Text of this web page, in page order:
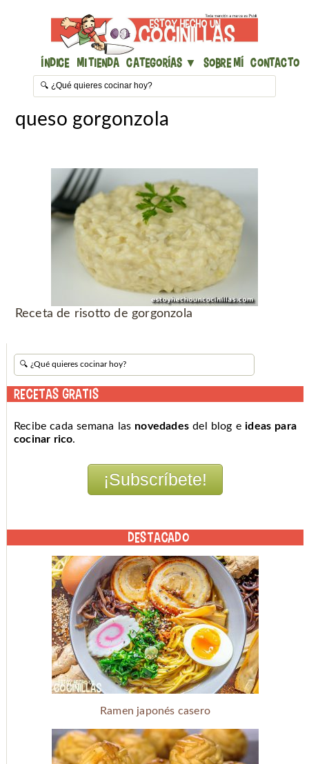
Índice Mi Tienda Categorías ▼ Sobre mí Contacto
queso gorgonzola
Receta de risotto de gorgonzola
RECETAS GRATIS
Recibe cada semana las novedades del blog eideas para
cocinar rico.
DESTACADO
Ramen japonés casero